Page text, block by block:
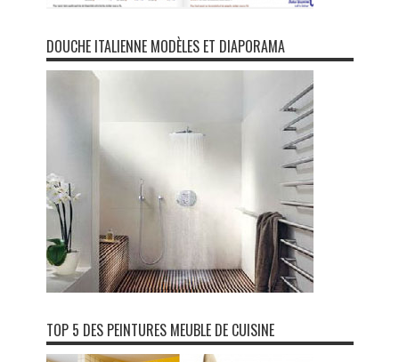
DOUCHE ITALIENNE MODÈLES ET DIAPORAMA
TOP 5 DES PEINTURES MEUBLE DE CUISINE